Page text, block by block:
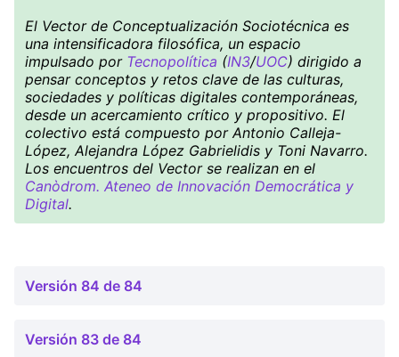
El Vector de Conceptualización Sociotécnica es
una intensificadora filosófica, un espacio
impulsado por Tecnopolítica (IN3/UOC) dirigido a
pensar conceptos y retos clave de las culturas,
sociedades y políticas digitales contemporáneas,
desde un acercamiento crítico y propositivo. El
colectivo está compuesto por Antonio Calleja-
López, Alejandra López Gabrielidis y Toni Navarro.
Los encuentros del Vector se realizan en el
Canòdrom. Ateneo de Innovación Democrática y
Digital.
Versión 84 de 84
Versión 83 de 84